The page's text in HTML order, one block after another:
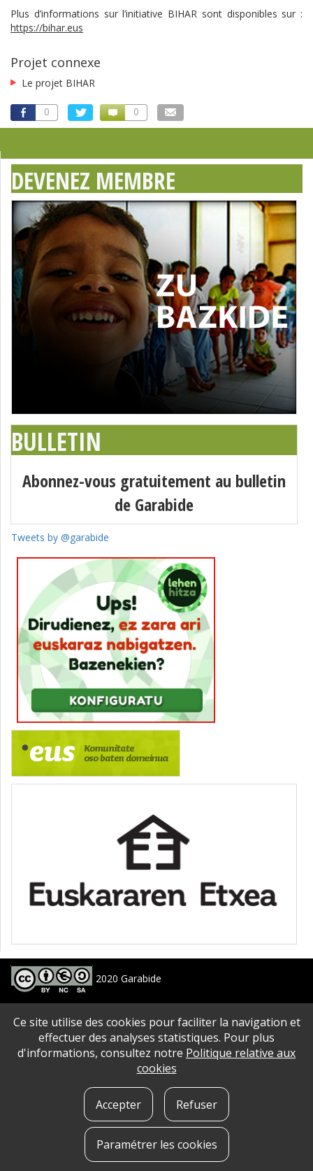
Plus d’informations sur l’initiative BIHAR sont disponibles sur :
https://bihar.eus
Projet connexe
Le projet BIHAR
0 0
DEVENEZ MEMBRE
BULLETIN
Abonnez-vous gratuitement au bulletin
de Garabide
Tweets by @garabide
2020 Garabide
688 63 24 33 / 943 250 397
garabide[arroba]garabide[puntu]eus
PLAN DU SITE | ACCESSIBILITé | AVERTISSEMENT | POLITIQUE DE CONFIDENTIALITé |
Ce site utilise des cookies pour faciliter la navigation et
effectuer des analyses statistiques. Pour plus
d'informations, consultez notre Politique relative aux
cookies
Accepter Refuser
Paramétrer les cookies